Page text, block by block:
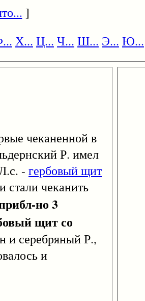
]
Х... Ц... Ч... Ш... Э... Ю...
чеканенной в
Р. имел
- гербовый щит
стали чеканить
но 3
щит со
и серебряный Р.,
и